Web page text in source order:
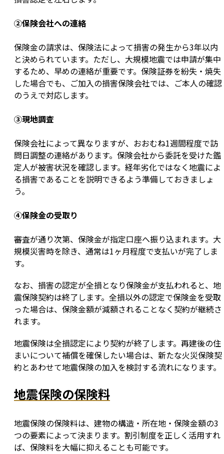
②保険会社への連絡
保険金の請求は、保険法によって損害の発生から3年以内
と決められています。ただし、大規模地震では申請が集中
するため、早めの連絡が重要です。保険証券を紛失・焼失
した場合でも、ご加入の損害保険会社では、ご本人の確認
のうえで対応します。
③現地調査
保険会社によって異なりますが、おおむね1週間程度で訪
問日調整の連絡があります。保険会社から委託を受けた鑑
定人が被害状況を確認します。経年劣化ではなく地震によ
る損害であることを説明できるよう準備しておきましょ
う。
④保険金の受取り
審査が通り次第、保険金が指定口座へ振り込まれます。大
規模災害時を除き、通常は1ヶ月程度で支払いが完了しま
す。
なお、損害の認定が全損となり保険金が支払われると、地
震保険契約は終了します。全損以外の認定で保険金を受取
った場合は、保険金額が減額されることなく契約が継続さ
れます。
地震保険は全損認定により契約が終了します。再建後の住
まいについて補償を確保したい場合は、新たな火災保険契
約とあわせて地震保険の加入を検討する流れになります。
地震保険の保険料
地震保険の保険料は、建物の構造・所在地・保険金額の3
つの要素によって決まります。割引制度を正しく活用すれ
ば、保険料を大幅に抑えることも可能です。